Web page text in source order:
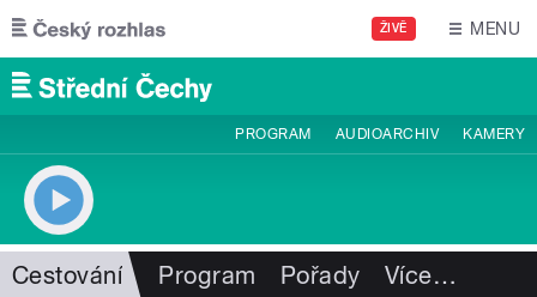
Přejít k hlavnímu obsahu
ŽIVĚ MENU
PROGRAM AUDIOARCHIV KAMERY
Cestování Program Pořady Více…